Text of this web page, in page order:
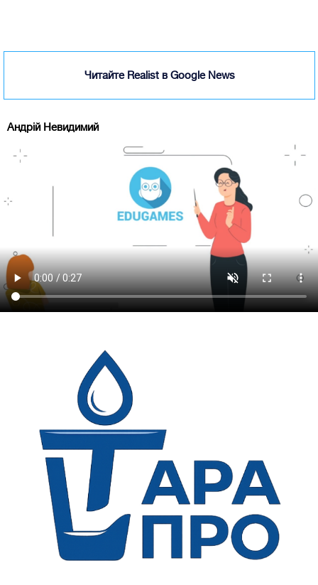
Читайте Realist в Google News
Андрій Невидимий